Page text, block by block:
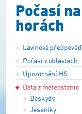
Počasí na
horách
Lavinová předpověď
Počasí v oblastech
Upozornění HS
Data z meteostanic
Beskydy
Jeseníky